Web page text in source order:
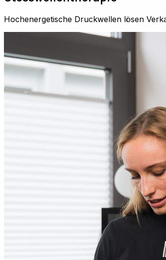
Hochenergetische Druckwellen lösen